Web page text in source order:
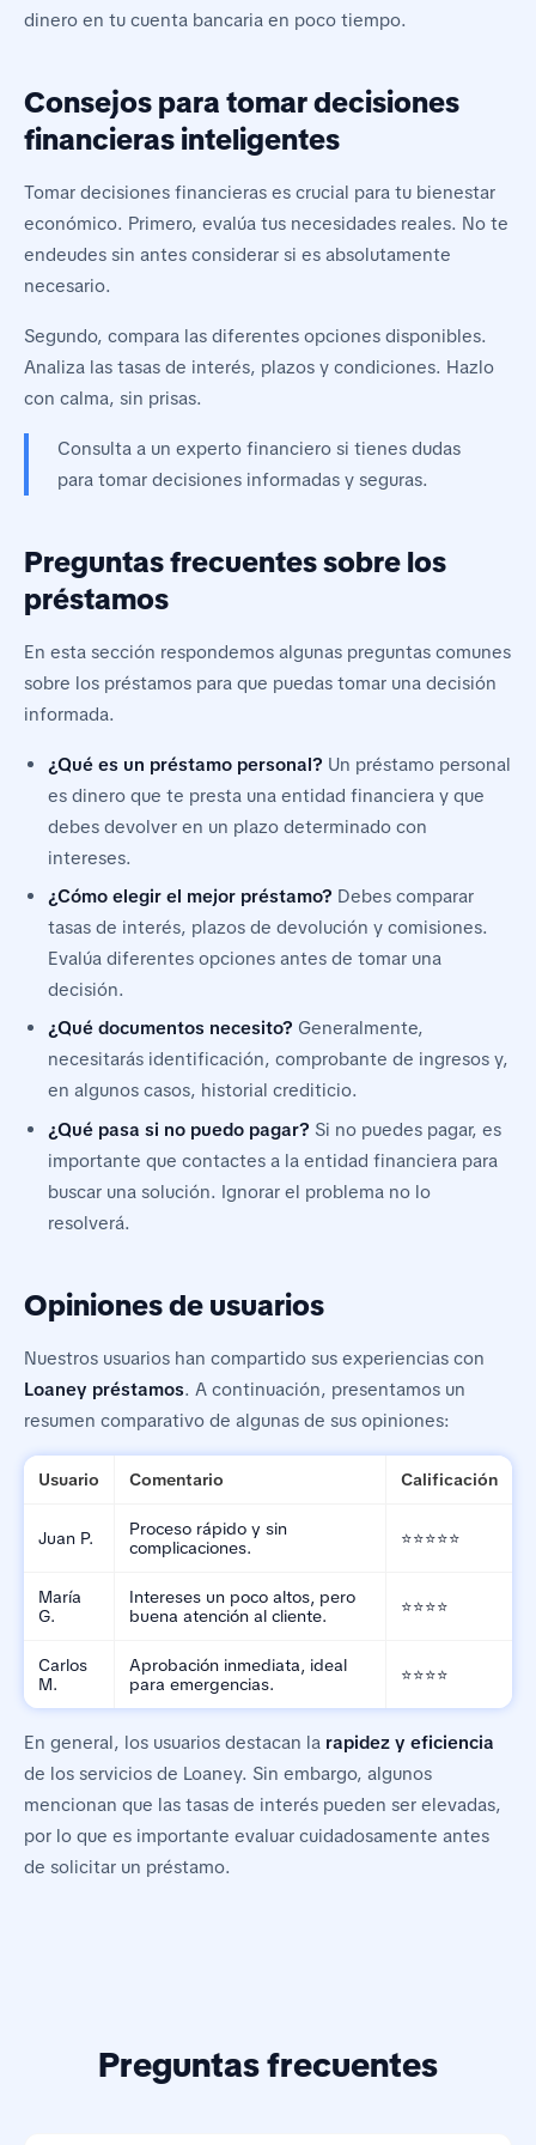
dinero en tu cuenta bancaria en poco tiempo.
Consejos para tomar decisiones
financieras inteligentes
Tomar decisiones financieras es crucial para tu bienestar
económico. Primero, evalúa tus necesidades reales. No te
endeudes sin antes considerar si es absolutamente
necesario.
Segundo, compara las diferentes opciones disponibles.
Analiza las tasas de interés, plazos y condiciones. Hazlo
con calma, sin prisas.
Consulta a un experto financiero si tienes dudas
para tomar decisiones informadas y seguras.
Preguntas frecuentes sobre los
préstamos
En esta sección respondemos algunas preguntas comunes
sobre los préstamos para que puedas tomar una decisión
informada.
¿Qué es un préstamo personal? Un préstamo personal
es dinero que te presta una entidad financiera y que
debes devolver en un plazo determinado con
intereses.
¿Cómo elegir el mejor préstamo? Debes comparar
tasas de interés, plazos de devolución y comisiones.
Evalúa diferentes opciones antes de tomar una
decisión.
¿Qué documentos necesito? Generalmente,
necesitarás identificación, comprobante de ingresos y,
en algunos casos, historial crediticio.
¿Qué pasa si no puedo pagar? Si no puedes pagar, es
importante que contactes a la entidad financiera para
buscar una solución. Ignorar el problema no lo
resolverá.
Opiniones de usuarios
Nuestros usuarios han compartido sus experiencias con
Loaney préstamos. A continuación, presentamos un
resumen comparativo de algunas de sus opiniones:
Usuario Comentario Calificación
Juan P.
Proceso rápido y sin
complicaciones.
⭐⭐⭐⭐⭐
María
G.
Intereses un poco altos, pero
buena atención al cliente.
⭐⭐⭐⭐
Carlos
M.
Aprobación inmediata, ideal
para emergencias.
⭐⭐⭐⭐
En general, los usuarios destacan la rapidez y eficiencia
de los servicios de Loaney. Sin embargo, algunos
mencionan que las tasas de interés pueden ser elevadas,
por lo que es importante evaluar cuidadosamente antes
de solicitar un préstamo.
Preguntas frecuentes